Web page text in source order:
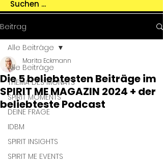
Beitrag
Alle Beiträge
THEMA DES MONATS
SPIRIT MOMENTS
DEINE FRAGE
IDBM
SPIRIT INSIGHTS
SPIRIT ME EVENTS
Alle Beiträge
Die 5 beliebtesten Beiträge im
SPIRIT ME MAGAZIN 2024 + der
beliebteste Podcast
Marita Eckmann